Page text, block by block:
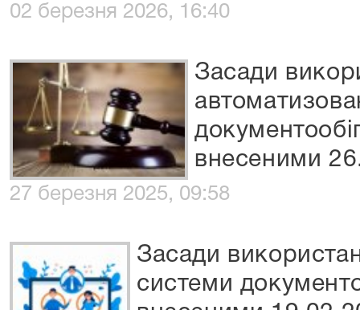
02 березня 2026, 16:40
Засади
внесеними
27 березня 2025, 09:58
Засади
системи